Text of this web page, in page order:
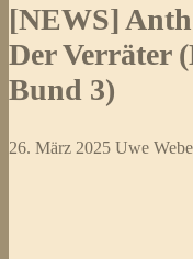
[NEWS]
Der Verräter
Bund 3)
26. März 2025 Uwe